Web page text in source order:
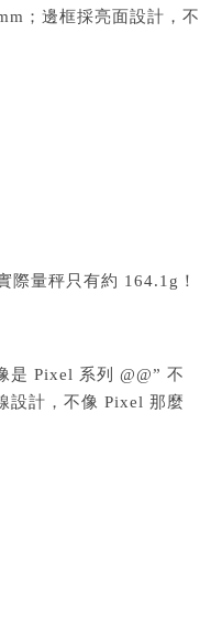
；邊框採亮面設計，不
際量秤只有約 164.1g！
是 Pixel 系列 @@” 不
設計，不像 Pixel 那麼